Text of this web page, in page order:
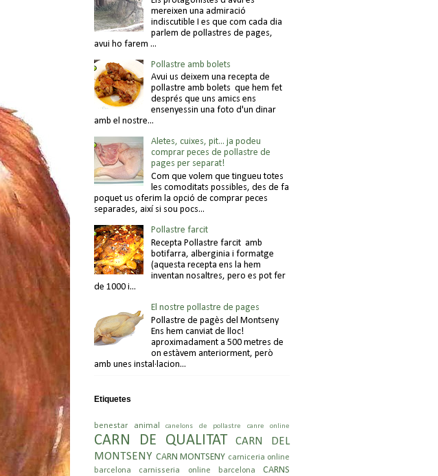
mereixen una admiració
indiscutible I es que com cada dia
parlem de pollastres de pages,
avui ho farem ...
Pollastre amb bolets
Avui us deixem una recepta de
pollastre amb bolets que hem fet
després que uns amics ens
ensenyessin una foto d'un dinar
amb el nostre...
Aletes, cuixes, pit... ja podeu
comprar peces de pollastre de
pages per separat!
Com que volem que tingueu totes
les comoditats possibles, des de fa
poquet us oferim la opció de comprar peces
separades, així si sou pocs...
Pollastre farcit
Recepta Pollastre farcit amb
botifarra, alberginia i formatge
(aquesta recepta ens la hem
inventan nosaltres, pero es pot fer
de 1000 i...
El nostre pollastre de pages
Pollastre de pagès del Montseny
Ens hem canviat de lloc!
aproximadament a 500 metres de
on estàvem anteriorment, però
amb unes instal·lacion...
Etiquetes
benestar animal canelons de pollastre canre online
CARN DE QUALITAT
CARN DEL
MONTSENY CARN MONTSENY carniceria online
barcelona
carnisseria online barcelona
CARNS